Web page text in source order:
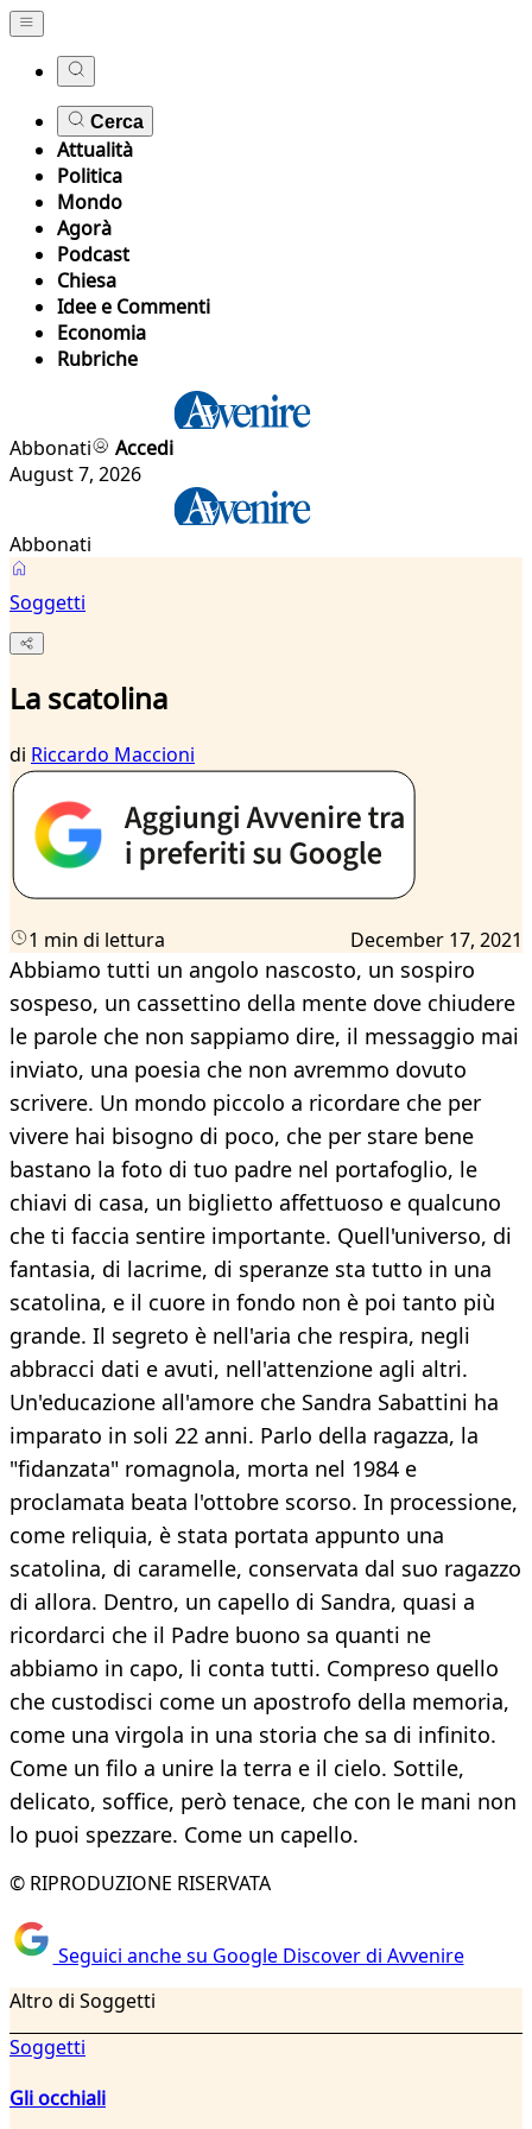
Cerca
Attualità
Politica
Mondo
Agorà
Podcast
Chiesa
Idee e Commenti
Economia
Rubriche
Abbonati
Accedi
August 7, 2026
Abbonati
Soggetti
La scatolina
di Riccardo Maccioni
1 min di lettura December 17, 2021
Abbiamo tutti un angolo nascosto, un sospiro
sospeso, un cassettino della mente dove chiudere
le parole che non sappiamo dire, il messaggio mai
inviato, una poesia che non avremmo dovuto
scrivere. Un mondo piccolo a ricordare che per
vivere hai bisogno di poco, che per stare bene
bastano la foto di tuo padre nel portafoglio, le
chiavi di casa, un biglietto affettuoso e qualcuno
che ti faccia sentire importante. Quell'universo, di
fantasia, di lacrime, di speranze sta tutto in una
scatolina, e il cuore in fondo non è poi tanto più
grande. Il segreto è nell'aria che respira, negli
abbracci dati e avuti, nell'attenzione agli altri.
Un'educazione all'amore che Sandra Sabattini ha
imparato in soli 22 anni. Parlo della ragazza, la
"fidanzata" romagnola, morta nel 1984 e
proclamata beata l'ottobre scorso. In processione,
come reliquia, è stata portata appunto una
scatolina, di caramelle, conservata dal suo ragazzo
di allora. Dentro, un capello di Sandra, quasi a
ricordarci che il Padre buono sa quanti ne
abbiamo in capo, li conta tutti. Compreso quello
che custodisci come un apostrofo della memoria,
come una virgola in una storia che sa di infinito.
Come un filo a unire la terra e il cielo. Sottile,
delicato, soffice, però tenace, che con le mani non
lo puoi spezzare. Come un capello.
© RIPRODUZIONE RISERVATA
Seguici anche su Google Discover di Avvenire
Altro di Soggetti
Soggetti
Gli occhiali